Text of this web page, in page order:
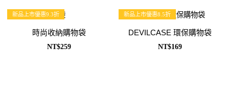
新品上市優惠9.3折
時尚收納購物袋
NT$259
新品上市優惠8.5折
DEVILCASE 環保購物袋
NT$169